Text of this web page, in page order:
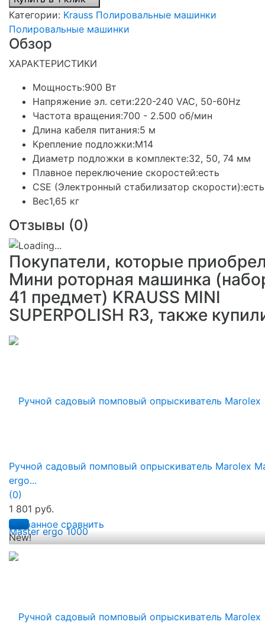
Категории: Krauss Полировальные машинки
Полировальные машинки
Обзор
ХАРАКТЕРИСТИКИ
Мощность:900 Вт
Напряжение эл. сети:220-240 VAC, 50-60Hz
Частота вращения:700 - 2.500 об/мин
Длина кабеля питания:5 м
Крепление подложки:М14
Диаметр подложки в комплекте:32, 50, 74 мм
Плавное переключение скоростей:есть
CSE (Электронный стабилизатор скорости):есть
Вес1,65 кг
Отзывы (0)
Покупатели, которые
Мини роторная машинка
41 предмет) KRAUSS MINI
SUPERPOLISH R3, также
избранное сравнить
Ручной садовый помповый опрыскиватель Marolex
ergo...
(0)
1 801 руб.
New!